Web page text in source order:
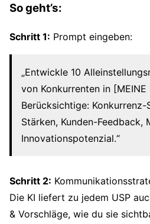
So geht’s:
Schritt 1: Prompt eingeben:
„Entwickle 10
von Konkurrenten in [MEINE
Berücksichtige: Konkurrenz-
Stärken, Kunden-Feedback,
Innovationspotenzial.“
Schritt 2:
Die KI liefert zu jedem USP
& Vorschläge, wie du sie